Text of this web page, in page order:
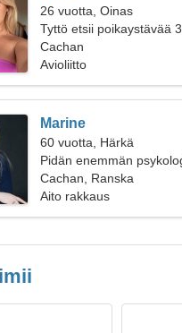
26 vuotta, Oinas
Tyttö etsii poikaystävää
Cachan
Avioliitto
Marine
60 vuotta, Härkä
Pidän enemmän
Cachan, Ranska
Aito rakkaus